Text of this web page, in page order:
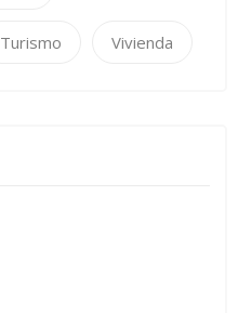
Turismo Vivienda